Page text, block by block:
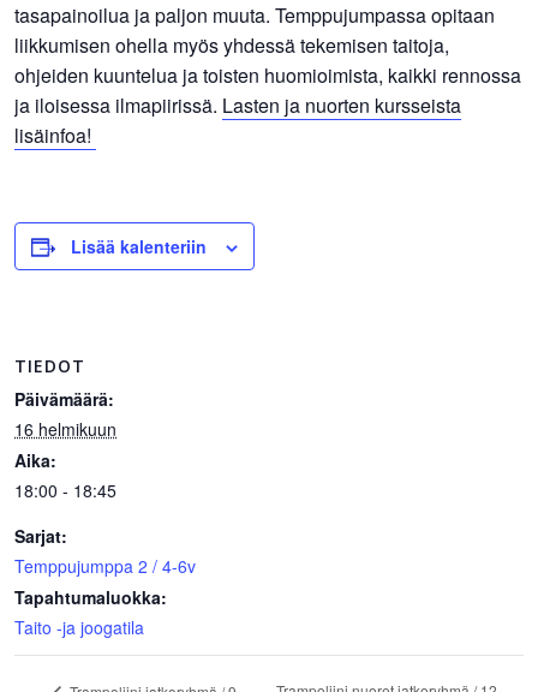
tasapainoilua ja paljon muuta. Temppujumpassa opitaan
liikkumisen ohella myös yhdessä tekemisen taitoja,
ohjeiden kuuntelua ja toisten huomioimista, kaikki rennossa
ja iloisessa ilmapiirissä. Lasten ja nuorten kursseista
lisäinfoa!
Lisää kalenteriin
TIEDOT
Päivämäärä:
16 helmikuun
Aika:
18:00 - 18:45
Sarjat:
Temppujumppa 2 / 4-6v
Tapahtumaluokka:
Taito -ja joogatila